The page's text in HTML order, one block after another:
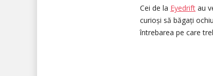
Cei de la Eyedrift au
curioși să băgați
întrebarea pe care